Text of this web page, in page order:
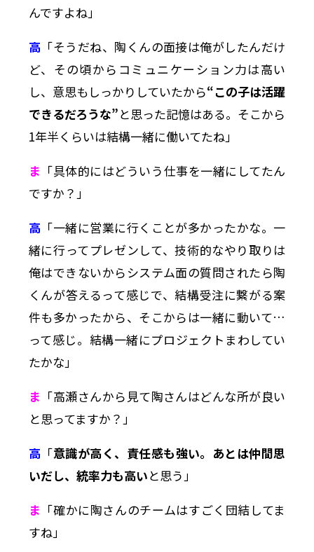
んですよね」
高 「そうだね、陶くんの面接は俺がしたんだけ
ど、その頃からコミュニケーション力は高い
し、意思もしっかりしていたから“この子は活躍
できるだろうな”と思った記憶はある。そこから
1年半くらいは結構一緒に働いてたね」
ま 「具体的にはどういう仕事を一緒にしてたん
ですか？」
高 「一緒に営業に行くことが多かったかな。一
緒に行ってプレゼンして、技術的なやり取りは
俺はできないからシステム面の質問されたら陶
くんが答えるって感じで、結構受注に繋がる案
件も多かったから、そこからは一緒に動いて…
って感じ。結構一緒にプロジェクトまわしてい
たかな」
ま 「高瀬さんから見て陶さんはどんな所が良い
と思ってますか？」
高 「意識が高く、責任感も強い。あとは仲間思
いだし、統率力も高いと思う」
ま 「確かに陶さんのチームはすごく団結してま
すね」